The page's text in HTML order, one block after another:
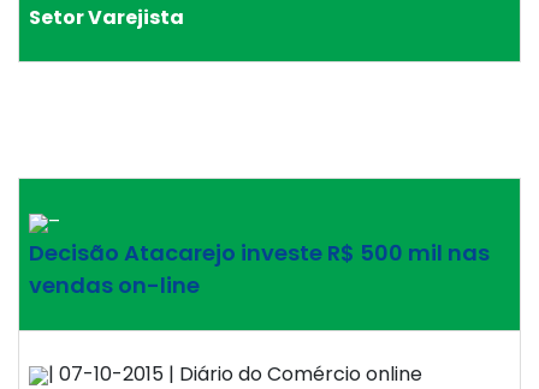
Setor Varejista
–
Decisão Atacarejo investe R$ 500 mil nas
vendas on-line
| 07-10-2015 | Diário do Comércio online